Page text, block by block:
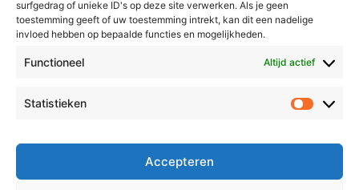
surfgedrag of unieke ID's op deze site verwerken. Als je geen
toestemming geeft of uw toestemming intrekt, kan dit een nadelige
invloed hebben op bepaalde functies en mogelijkheden.
Functioneel Altijd actief
Statistieken
Accepteren
Leudal
Maasgouw
Echt-Susteren
Roermond
Radio & TV